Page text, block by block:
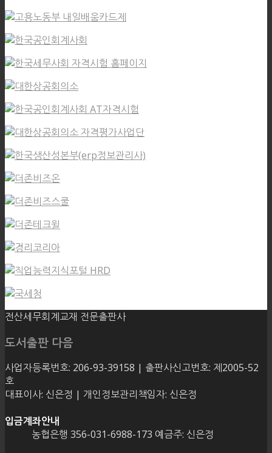
전산세무회계교재 전문출판사
도서출판 다음
사업자등록번호: 206-93-39158 | 출판사신고번호: 제2005-52
호
대표이사: 신은정 | 개인정보관리책임자: 신은정
입금계좌안내
농협은행 356-031-6988-173 예금주: 신은정